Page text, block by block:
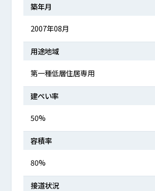
築年月
2007年08月
用途地域
第一種低層住居専用
建ぺい率
50%
容積率
80%
接道状況